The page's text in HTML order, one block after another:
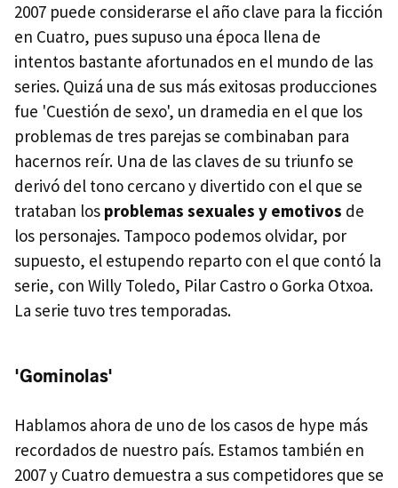
2007 puede considerarse el año clave para la ficción
en Cuatro, pues supuso una época llena de
intentos bastante afortunados en el mundo de las
series. Quizá una de sus más exitosas producciones
fue 'Cuestión de sexo', un dramedia en el que los
problemas de tres parejas se combinaban para
hacernos reír. Una de las claves de su triunfo se
derivó del tono cercano y divertido con el que se
trataban los problemas sexuales y emotivos de
los personajes. Tampoco podemos olvidar, por
supuesto, el estupendo reparto con el que contó la
serie, con Willy Toledo, Pilar Castro o Gorka Otxoa.
La serie tuvo tres temporadas.
'Gominolas'
Hablamos ahora de uno de los casos de hype más
recordados de nuestro país. Estamos también en
2007 y Cuatro demuestra a sus competidores que se